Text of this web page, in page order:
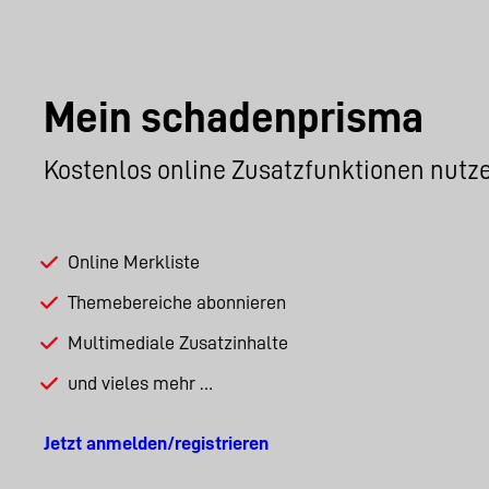
Mein schadenprisma
Kostenlos online Zusatzfunktionen
Online Merkliste
Themebereiche abonnieren
Multimediale Zusatzinhalte
und vieles mehr …
Jetzt anmelden/registrieren